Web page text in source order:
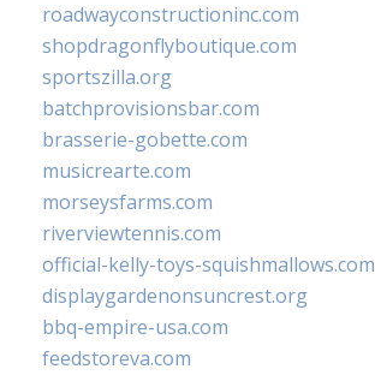
roadwayconstructioninc.com
shopdragonflyboutique.com
sportszilla.org
batchprovisionsbar.com
brasserie-gobette.com
musicrearte.com
morseysfarms.com
riverviewtennis.com
official-kelly-toys-squishmallows.com
displaygardenonsuncrest.org
bbq-empire-usa.com
feedstoreva.com